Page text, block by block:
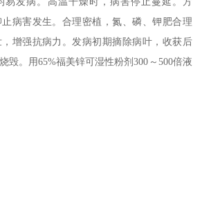
病害发生。合理密植，氮、磷、钾肥合理
增强抗病力。发病初期摘除病叶，收获后
毁。用65%福美锌可湿性粉剂300～500倍液